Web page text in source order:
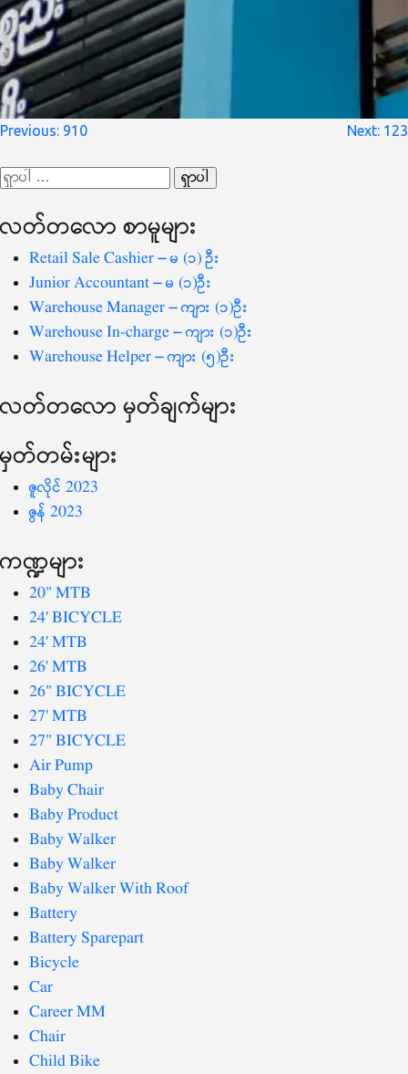
စာမူ
ပြ
Previous: 910 Next: 123
ရှာ
စကားလုံး
လတ်တ‌လော စာမူများ
Retail Sale Cashier – မ (၁) ဦး
Junior Accountant – မ (၁)ဦး
Warehouse Manager – ကျား (၁)ဦး
Warehouse In-charge – ကျား (၁)ဦး
Warehouse Helper – ကျား (၅)ဦး
လတ်တ‌လော မှတ်ချက်များ
မှတ်တမ်းများ
ဇူလိုင် 2023
ဇွန် 2023
ကဏ္ဍများ
20" MTB
24' BICYCLE
24' MTB
26' MTB
26" BICYCLE
27' MTB
27" BICYCLE
Air Pump
Baby Chair
Baby Product
Baby Walker
Baby Walker
Baby Walker With Roof
Battery
Battery Sparepart
Bicycle
Car
Career MM
Chair
Child Bike